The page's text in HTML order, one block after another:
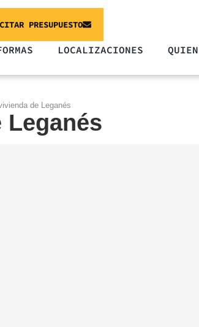
PRESUPUESTO
LOCALIZACIONES
de Leganés
Leganés